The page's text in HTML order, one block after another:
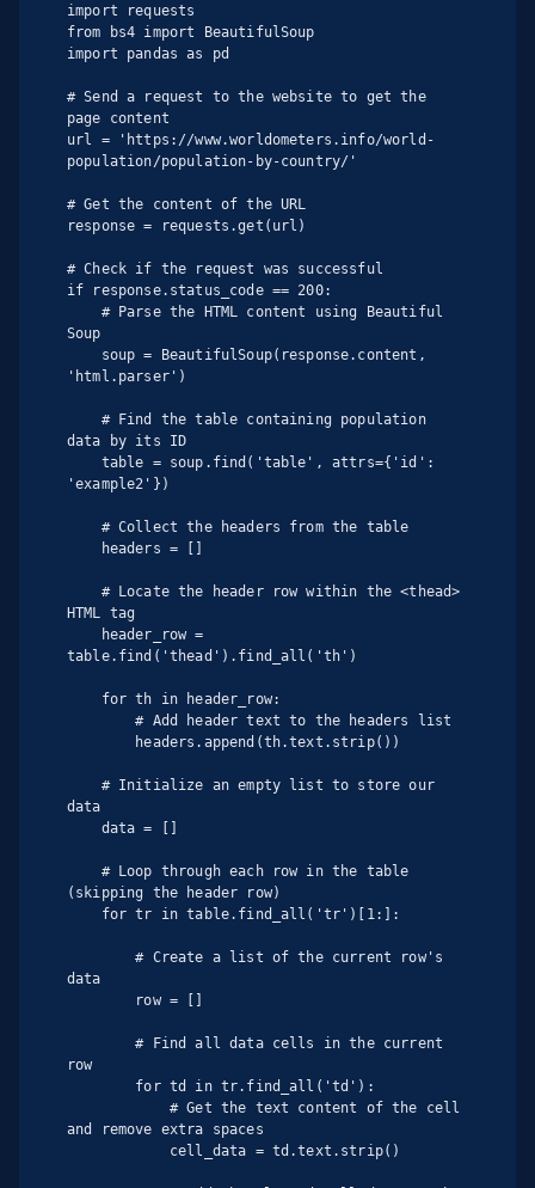
import requests
from bs4 import BeautifulSoup
import pandas as pd
# Send a request to the website to get the
page content
url = 'https://www.worldometers.info/world-
population/population-by-country/'
# Get the content of the URL
response = requests.get(url)
# Check if the request was successful
if response.status_code == 200:
Soup
'html.parser')
data by its ID
'example2'})
HTML tag
table.find('thead').find_all('th')
        # Add header text to the headers list
data
(skipping the header row)
        # Create a list of the current row's
data
        # Find all data cells in the current
row
and remove extra spaces